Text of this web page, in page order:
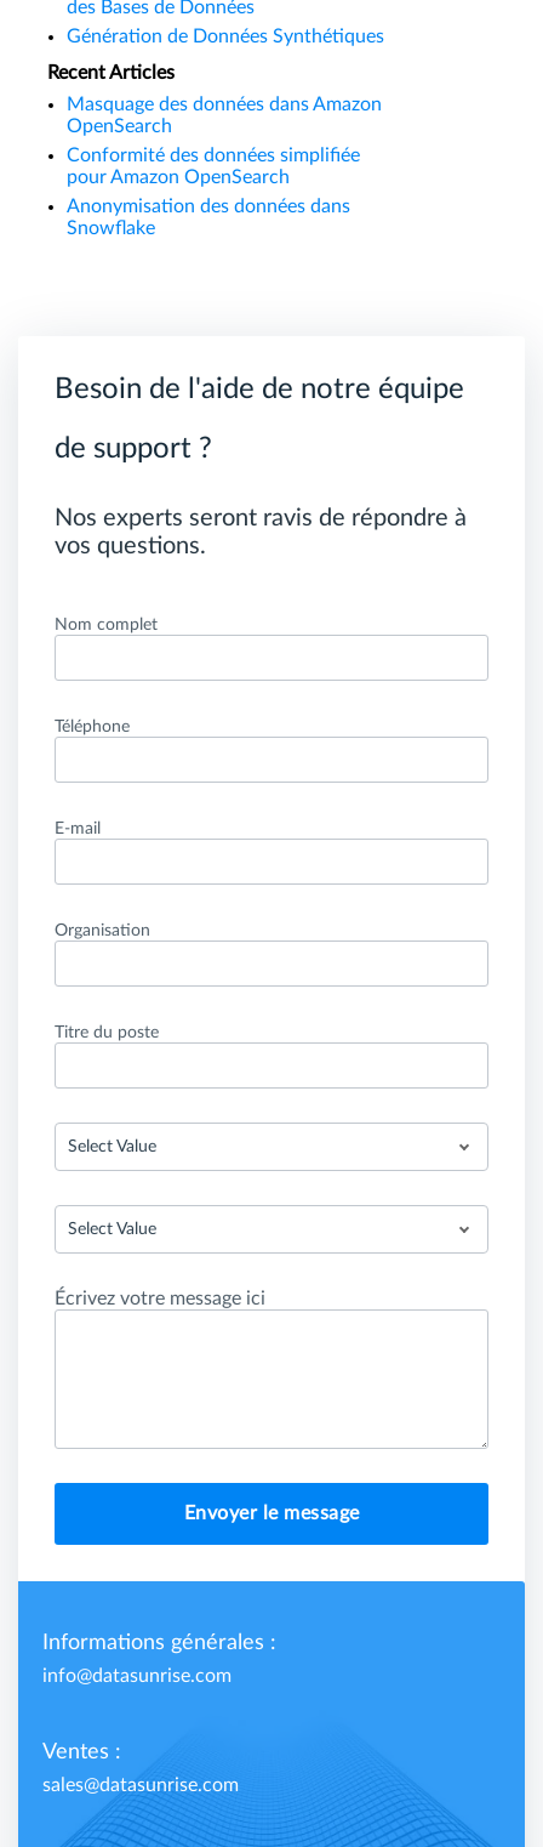
des Bases de Données
Génération de Données Synthétiques
Recent Articles
Masquage des données dans Amazon
OpenSearch
Conformité des données simplifiée
pour Amazon OpenSearch
Anonymisation des données dans
Snowflake
Besoin de l'aide de notre équipe
de support ?
Nos experts seront ravis de répondre à
vos questions.
Nom complet
Téléphone
E-mail
Organisation
Titre du poste
Select Value
Select Value
Écrivez votre message ici
Envoyer le message
Informations générales :
info@datasunrise.com
Ventes :
sales@datasunrise.com